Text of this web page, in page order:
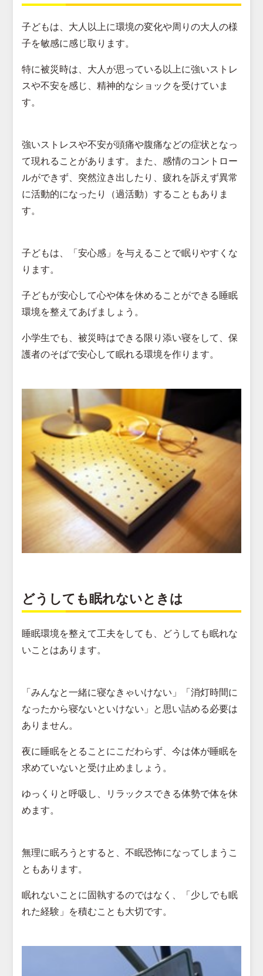
子どもは、大人以上に環境の変化や周りの大人の様
子を敏感に感じ取ります。
特に被災時は、大人が思っている以上に強いストレ
スや不安を感じ、精神的なショックを受けていま
す。
強いストレスや不安が頭痛や腹痛などの症状となっ
て現れることがあります。また、感情のコントロー
ルができず、突然泣き出したり、疲れを訴えず異常
に活動的になったり（過活動）することもありま
す。
子どもは、「安心感」を与えることで眠りやすくな
ります。
子どもが安心して心や体を休めることができる睡眠
環境を整えてあげましょう。
小学生でも、被災時はできる限り添い寝をして、保
護者のそばで安心して眠れる環境を作ります。
どうしても眠れないときは
睡眠環境を整えて工夫をしても、どうしても眠れな
いことはあります。
「みんなと一緒に寝なきゃいけない」「消灯時間に
なったから寝ないといけない」と思い詰める必要は
ありません。
夜に睡眠をとることにこだわらず、今は体が睡眠を
求めていないと受け止めましょう。
ゆっくりと呼吸し、リラックスできる体勢で体を休
めます。
無理に眠ろうとすると、不眠恐怖になってしまうこ
ともあります。
眠れないことに固執するのではなく、「少しでも眠
れた経験」を積むことも大切です。